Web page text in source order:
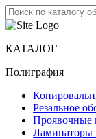
КАТАЛОГ
Полиграфия
Резальное
Проявочные
Ламинаторы